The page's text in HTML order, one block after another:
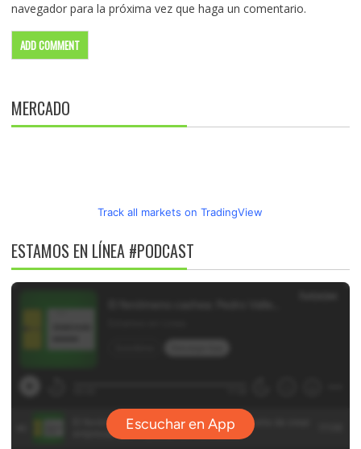
navegador para la próxima vez que haga un comentario.
MERCADO
Track all markets on TradingView
ESTAMOS EN LÍNEA #PODCAST